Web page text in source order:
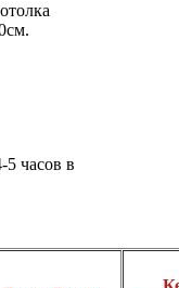
5 часов в